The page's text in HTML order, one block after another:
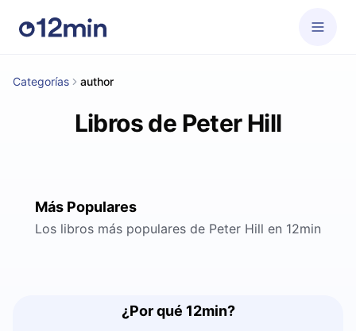
Categorías author
Libros de Peter Hill
Más Populares
Los libros más populares de Peter Hill en 12min
¿Por qué 12min?